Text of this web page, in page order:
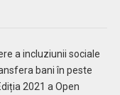
a incluziunii sociale
bani în peste
2021 a Open